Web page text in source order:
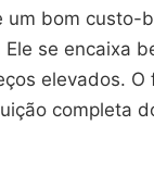
bom
se encaixa
elevados.
completa